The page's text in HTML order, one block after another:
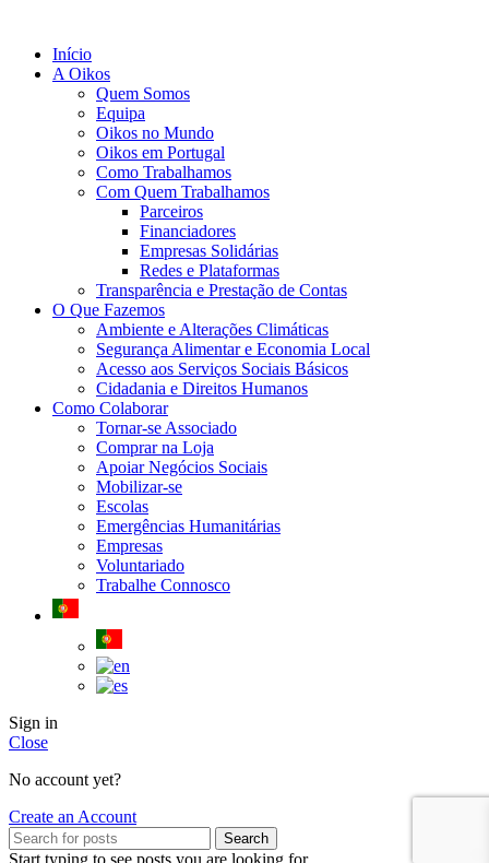
Início
A Oikos
Quem Somos
Equipa
Oikos no Mundo
Oikos em Portugal
Como Trabalhamos
Com Quem Trabalhamos
Parceiros
Financiadores
Empresas Solidárias
Redes e Plataformas
Transparência e Prestação de Contas
O Que Fazemos
Ambiente e Alterações Climáticas
Segurança Alimentar e Economia Local
Acesso aos Serviços Sociais Básicos
Cidadania e Direitos Humanos
Como Colaborar
Tornar-se Associado
Comprar na Loja
Apoiar Negócios Sociais
Mobilizar-se
Escolas
Emergências Humanitárias
Empresas
Voluntariado
Trabalhe Connosco
Sign in
Close
No account yet?
Create an Account
Search